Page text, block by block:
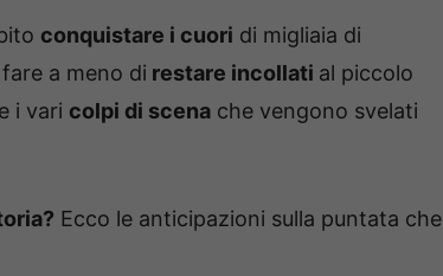
conquistare i cuori di migliaia di
a meno di restare incollati al piccolo
e i vari colpi di scena che vengono svelati
Ecco le anticipazioni sulla puntata che